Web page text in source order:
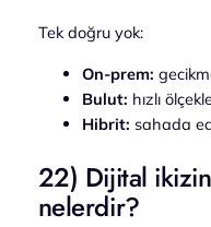
Tek doğru yok:
On-prem:
Bulut: hızlı
Hibrit: sahada
22) Dijital
nelerdir?